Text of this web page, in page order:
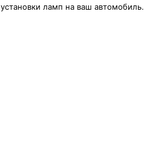
установки ламп на ваш автомобиль.